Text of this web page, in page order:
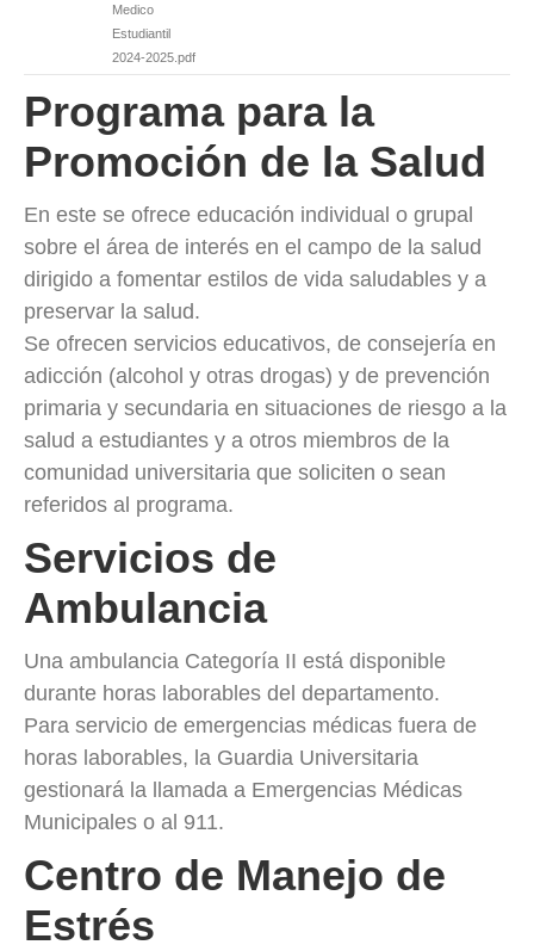
Medico
Estudiantil
2024-2025.pdf
Programa para la
Promoción de la Salud
En este se ofrece educación individual o grupal
sobre el área de interés en el campo de la salud
dirigido a fomentar estilos de vida saludables y a
preservar la salud.
Se ofrecen servicios educativos, de consejería en
adicción (alcohol y otras drogas) y de prevención
primaria y secundaria en situaciones de riesgo a la
salud a estudiantes y a otros miembros de la
comunidad universitaria que soliciten o sean
referidos al programa.
Servicios de
Ambulancia
Una ambulancia Categoría II está disponible
durante horas laborables del departamento.
Para servicio de emergencias médicas fuera de
horas laborables, la Guardia Universitaria
gestionará la llamada a Emergencias Médicas
Municipales o al 911.
Centro de Manejo de
Estrés